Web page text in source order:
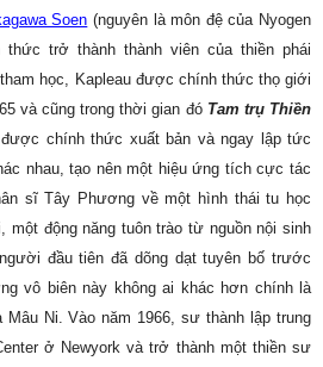
Soen (nguyên là môn đệ của Nyogen
trở thành thành viên của thiền phái
học, Kapleau được chính thức thọ giới
và cũng trong thời gian đó Tam trụ Thiền
chính thức xuất bản và ngay lập tức
nhau, tạo nên một hiệu ứng tích cực tác
sĩ Tây Phương về một hình thái tu học
động năng tuôn trào từ nguồn nội sinh
đầu tiên đã dõng dạt tuyên bố trước
vô biên này không ai khác hơn chính là
Ni. Vào năm 1966, sư thành lập trung
ở Newyork và trở thành một thiền sư